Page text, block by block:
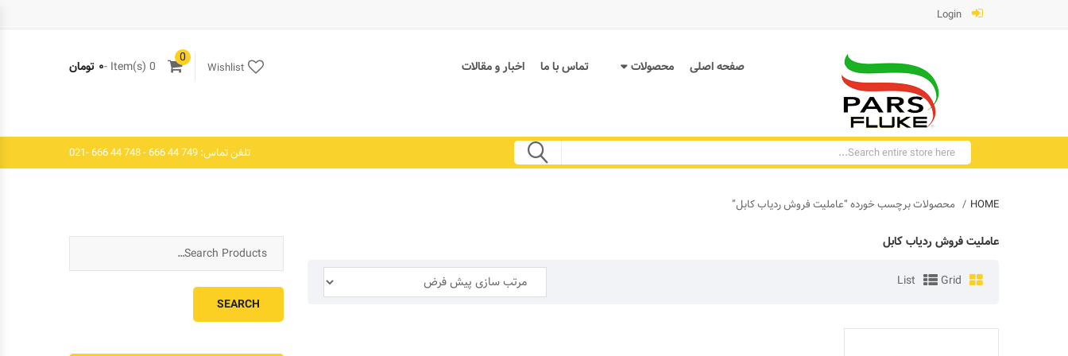
صفحه اصلی محصولات تماس با ما اخبار و مقالات 0
0 Item(s) - ۰ تومان Wishlist
تلفن تماس: 749 44 666 - 748 44 666 -021
HOME محصولات برچسب خورده “عاملیت فروش ردیاب کابل”
عاملیت فروش ردیاب کابل
Grid
List